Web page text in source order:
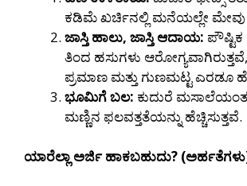
ಕಡಿಮೆ ಖರ್ಚಿನಲ್ಲಿ ಮನೆಯಲ್ಲೇ
ಜಾಸ್ತಿ ಹಾಲು, ಜಾಸ್ತಿ ಆದಾಯ: ಪೌಷ್ಟಿಕ
ತಿಂದ ಹಸುಗಳು
ಪ್ರಮಾಣ ಮತ್ತು ಗುಣಮಟ್ಟ ಎರಡೂ
ಭೂಮಿಗೆ ಬಲ: ಕುದುರೆ
ಮಣ್ಣಿನ ಫಲವತ್ತತೆಯನ್ನು ಹೆಚ್ಚಿಸುತ್ತವೆ.
ಯಾರೆಲ್ಲಾ ಅರ್ಜಿ ಹಾಕಬಹುದು?